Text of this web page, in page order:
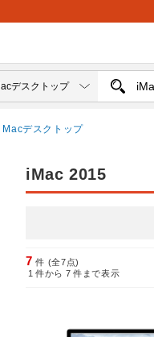
Macデスクトップ
iMac 2015
7 件 (全7点)
1 件から 7 件まで表示